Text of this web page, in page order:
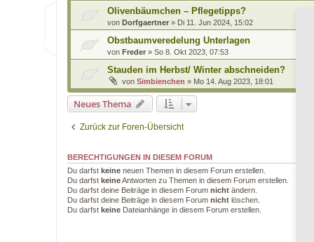
Olivenbäumchen – Pflegetipps?
von Dorfgaertner » Di 11. Jun 2024, 15:02
Obstbaumveredelung Unterlagen
von Freder » So 8. Okt 2023, 07:53
Stauden im Herbst/ Winter abschneiden?
von Simbienchen » Mo 14. Aug 2023, 18:01
Neues Thema
Zurück zur Foren-Übersicht
BERECHTIGUNGEN IN DIESEM FORUM
Du darfst keine neuen Themen in diesem Forum erstellen.
Du darfst keineAntworten zu Themen in diesem Forum erstellen.
Du darfst deine Beiträge in diesem Forum nicht ändern.
Du darfst deine Beiträge in diesem Forum nicht löschen.
Du darfst keine Dateianhänge in diesem Forum erstellen.